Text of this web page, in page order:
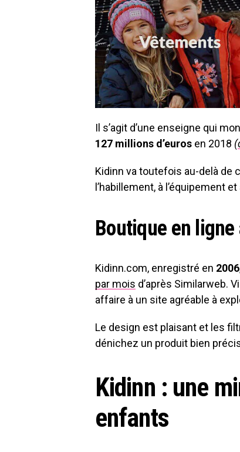
Il s’agit d’une enseigne qui
127 millions d’euros en 2018 (
Kidinn va toutefois au-delà de
l’habillement, à l’équipement
Boutique en
Kidinn.com, enregistré en 2006
par mois d’après Similarweb.
affaire à un site agréable à
Le design est plaisant et les
dénichez un produit bien
Kidinn : une
enfants